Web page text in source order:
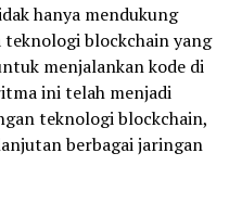
hanya mendukung
blockchain yang
menjalankan kode di
ini telah menjadi
teknologi blockchain,
berbagai jaringan